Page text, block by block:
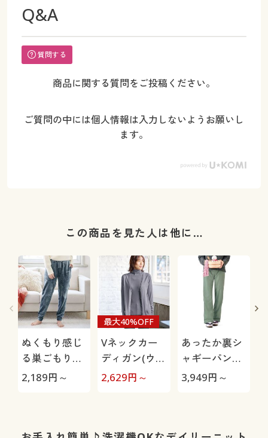
Q&A
質問する
商品に関する質問をご投稿ください。
ご質問の中には個人情報は入力しないようお願いし
ます。
この商品を見た人は他に…
ぬくもり感じ
る巣ごもりル
ームパンツ(両
2,189円～
Vネックカー
ディガン(ウー
ル混・洗濯機
最大40%OFF
2,629円～
あったか裏シ
ャギーパンツ
(防寒パンツ・
3,949円～